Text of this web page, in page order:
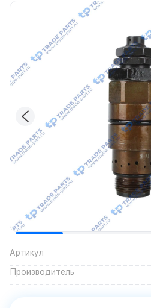
Артикул
Производитель